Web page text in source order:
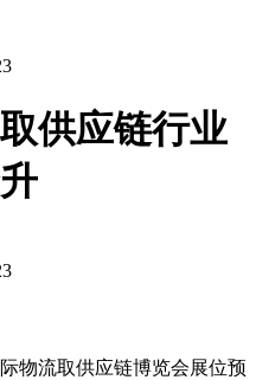
供应链行业
流取供应链博览会展位预